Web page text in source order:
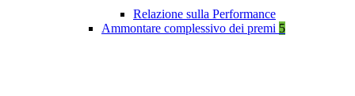
Relazione sulla Performance
Ammontare complessivo dei premi 5